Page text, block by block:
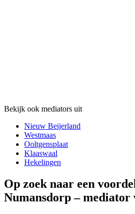
Bekijk ook mediators uit
Nieuw Beijerland
Westmaas
Ooltgensplaat
Klaaswaal
Hekelingen
Op zoek naar een
Numansdorp – mediator